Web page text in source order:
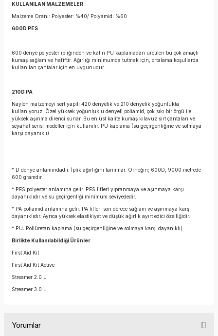
KULLANILAN MALZEMELER
Malzeme Oranı: Polyester: %40/ Polyamid: %60
600D PES
600 denye polyester ipliğinden ve kalın PU kaplamadan üretilen bu çok amaçlı
kumaş sağlam ve hafiftir. Ağırlığı minimumda tutmak için, ortalama koşullarda
kullanılan çantalar için en uygunudur.
210D PA
Naylon malzemeyi sert yapılı 420 denyelik ve 210 denyelik yoğunlukta
kullanıyoruz. Özel yüksek yoğunluklu denyeli poliamid, çok sıkı bir örgü ile
yüksek aşınma direnci sunar. Bu en üst kalite kumaş kılavuz sırt çantaları ve
seyahat serisi modeller için kullanılır. PU kaplama (su geçirgenliğine ve solmaya
karşı dayanıklı).
* D denye anlamındadır. İplik ağırlığını tanımlar. Örneğin; 600D, 9000 metrede
600 gramdır.
* PES polyester anlamına gelir. PES lifleri yıpranmaya ve aşınmaya karşı
dayanıklıdır ve su geçirgenliği minimum seviyededir.
* PA poliamid anlamına gelir. PA lifleri son derece sağlam ve aşınmaya karşı
dayanıklıdır. Ayrıca yüksek elastikiyet ve düşük ağırlık ayırt edici özelliğidir.
* PU: Poliüretan kaplama (su geçirgenliğine ve solmaya karşı dayanıklı).
Birlikte Kullanılabildiği Ürünler
First Aid Kit
First Aid Kit Active
Streamer 2.0 L
Streamer 3.0 L
Yorumlar